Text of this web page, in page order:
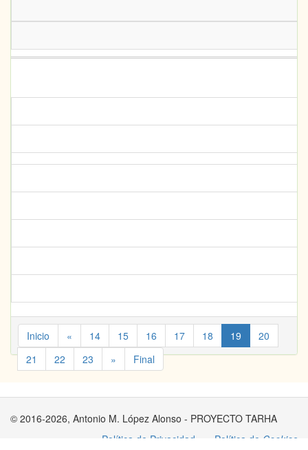
Inicio « 14 15 16 17 18 19
20
21
22 23 » Final
© 2016-2026, Antonio M. López Alonso - PROYECTO TARHA
Política de Privacidad
Política de Cookies